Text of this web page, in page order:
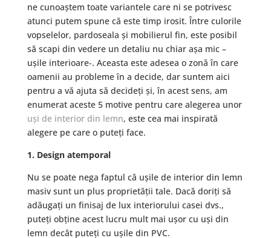
ne cunoaștem toate variantele care ni se potrivesc
atunci putem spune că este timp irosit.Între culorile
vopselelor, pardoseala și mobilierul fin, este posibil
să scapi din vedere un detaliu nu chiar așa mic –
ușile interioare-. Aceasta este adesea o zonă în care
oamenii au probleme în a decide, dar suntem aici
pentru a vă ajuta să decideți și, în acest sens, am
enumerat aceste 5 motive pentru care alegerea unor
uși de interior din lemn, este cea mai inspirată
alegere pe care o puteți face.
1. Design atemporal
Nu se poate nega faptul că ușile de interior din lemn
masiv sunt un plus proprietății tale. Dacă doriți să
adăugați un finisaj de lux interiorului casei dvs.,
puteți obține acest lucru mult mai ușor cu uși din
lemn decât puteți cu ușile din PVC.